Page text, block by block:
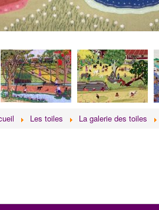
Les toiles La galerie des toiles